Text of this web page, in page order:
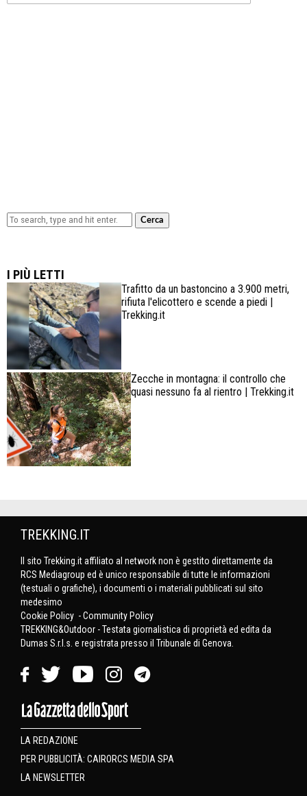
Cerca
I PIÙ LETTI
Trafitto da un bastoncino a 3.900 metri,
rifiuta l'elicottero e scende a piedi |
Trekking.it
Zecche in montagna: il controllo che
quasi nessuno fa al rientro | Trekking.it
TREKKING.IT
Il sito Trekking.it affiliato al network non è gestito direttamente da
RCS Mediagroup ed è unico responsabile di tutte le informazioni
(testuali o grafiche), i documenti o i materiali pubblicati sul sito
medesimo
Cookie Policy -Community Policy
TREKKING&Outdoor - Testata giornalistica di proprietà ed edita da
Dumas S.r.l.s. e registrata presso il Tribunale di Genova.
LA REDAZIONE
PER PUBBLICITÀ: CAIRORCS MEDIA SPA
LA NEWSLETTER